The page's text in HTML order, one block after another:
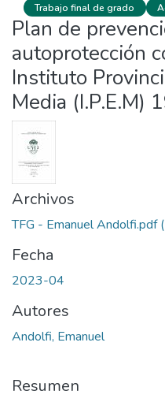
Trabajo final de grado
Plan de
autoprotección
Instituto
Media (I.P.E.M)
Archivos
TFG - Emanuel Andolfi.pdf
Fecha
2023-04
Autores
Andolfi, Emanuel
Resumen